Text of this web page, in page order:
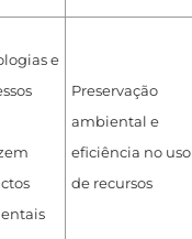
e
Preservação
ambiental e
eficiência no uso
de recursos